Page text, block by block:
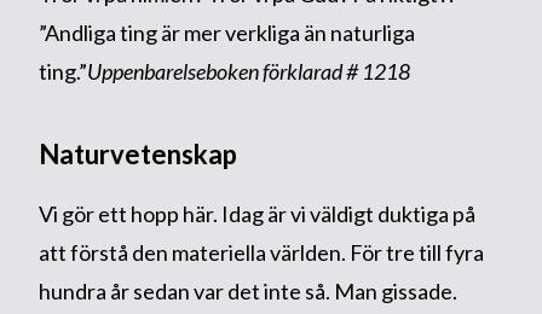
”Andliga ting är mer verkliga än naturliga
ting.”Uppenbarelseboken förklarad # 1218
Naturvetenskap
Vi gör ett hopp här. Idag är vi väldigt duktiga på
att förstå den materiella världen. För tre till fyra
hundra år sedan var det inte så. Man gissade.